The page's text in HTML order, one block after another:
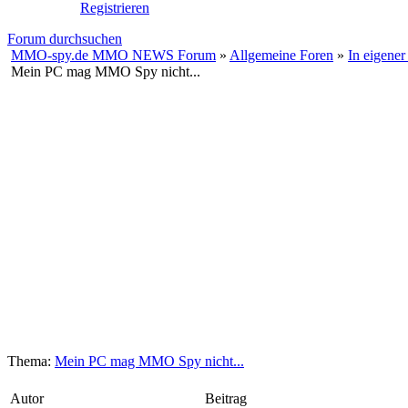
Registrieren
Forum durchsuchen
MMO-spy.de MMO NEWS Forum » Allgemeine Foren » In eigener
Mein PC mag MMO Spy nicht...
Thema: Mein PC mag MMO Spy nicht...
Autor Beitrag